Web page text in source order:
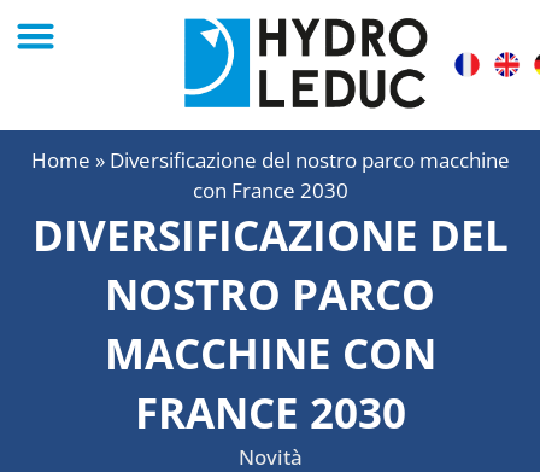
Home » Diversificazione del nostro parco macchine
con France 2030
DIVERSIFICAZIONE DEL
NOSTRO PARCO
MACCHINE CON
FRANCE 2030
Novità